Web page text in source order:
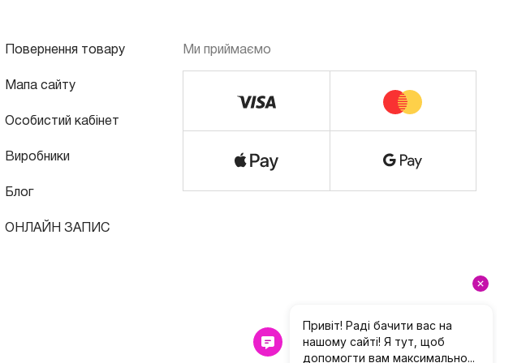
Повернення товару
Мапа сайту
Особистий кабінет
Виробники
Блог
ОНЛАЙН ЗАПИС
Ми приймаємо